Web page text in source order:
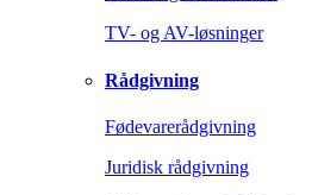
TV- og AV-løsninger
Rådgivning
Fødevarerådgivning
Juridisk rådgivning